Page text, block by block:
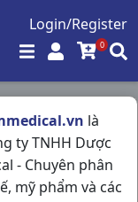
Login/Register
0
là
ty TNHH Dược
- Chuyên phân
mỹ phẩm và các
Khớp - Gout